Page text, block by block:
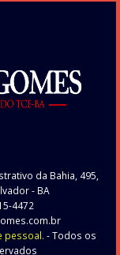
da Bahia, 495,
- BA
4472
pessoal. - Todos os